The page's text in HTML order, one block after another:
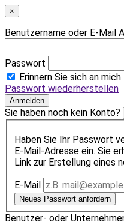
×
Benutzername oder E-Mail
Passwort
Erinnern Sie sich an mich
Passwort wiederherstellen
Anmelden
Sie haben noch kein Konto?
Haben Sie Ihr Passwort
E-Mail-Adresse ein. Sie
Link zur Erstellung eines
E-Mail
Neues Passwort anfordern
Benutzer- oder